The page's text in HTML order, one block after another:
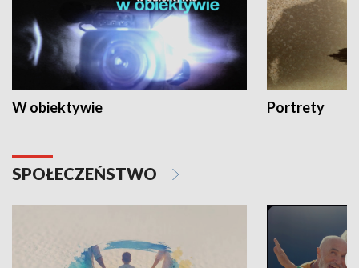
W obiektywie Portrety
SPOŁECZEŃSTWO